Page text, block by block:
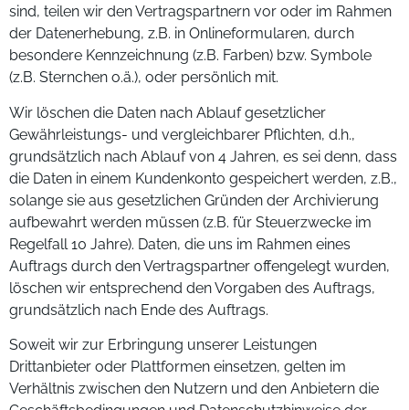
sind, teilen wir den Vertragspartnern vor oder im Rahmen
der Datenerhebung, z.B. in Onlineformularen, durch
besondere Kennzeichnung (z.B. Farben) bzw. Symbole
(z.B. Sternchen o.ä.), oder persönlich mit.
Wir löschen die Daten nach Ablauf gesetzlicher
Gewährleistungs- und vergleichbarer Pflichten, d.h.,
grundsätzlich nach Ablauf von 4 Jahren, es sei denn, dass
die Daten in einem Kundenkonto gespeichert werden, z.B.,
solange sie aus gesetzlichen Gründen der Archivierung
aufbewahrt werden müssen (z.B. für Steuerzwecke im
Regelfall 10 Jahre). Daten, die uns im Rahmen eines
Auftrags durch den Vertragspartner offengelegt wurden,
löschen wir entsprechend den Vorgaben des Auftrags,
grundsätzlich nach Ende des Auftrags.
Soweit wir zur Erbringung unserer Leistungen
Drittanbieter oder Plattformen einsetzen, gelten im
Verhältnis zwischen den Nutzern und den Anbietern die